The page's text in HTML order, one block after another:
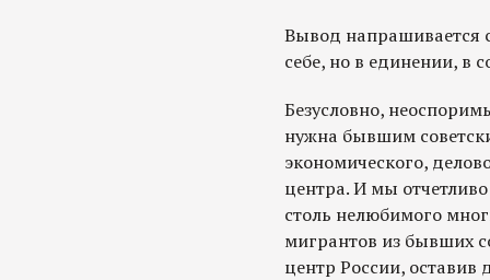
Вывод напрашивается
себе, но в единении, в
Безусловно,
нужна бывшим
экономического,
центра. И мы
столь нелюбимого
мигрантов из бывших
центр России,